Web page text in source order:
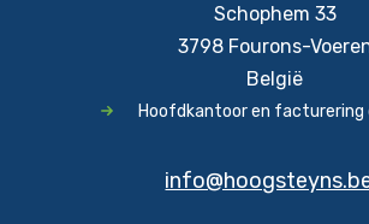
Schophem 33
3798 Fourons-
België
Hoofdkantoor en facturering